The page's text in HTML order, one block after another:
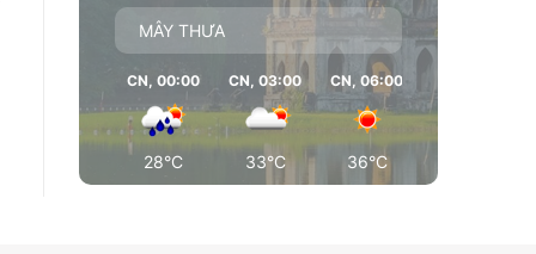
MÂY THƯA
CN, 00:00
28°C
CN, 03:00
33°C
CN, 06:00
36°C